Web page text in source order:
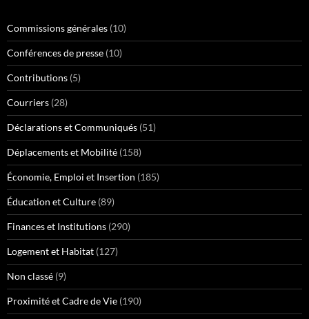
Commissions générales (10)
Conférences de presse (10)
Contributions (5)
Courriers (28)
Déclarations et Communiqués (51)
Déplacements et Mobilité (158)
Économie, Emploi et Insertion (185)
Éducation et Culture (89)
Finances et Institutions (290)
Logement et Habitat (127)
Non classé (9)
Proximité et Cadre de Vie (190)